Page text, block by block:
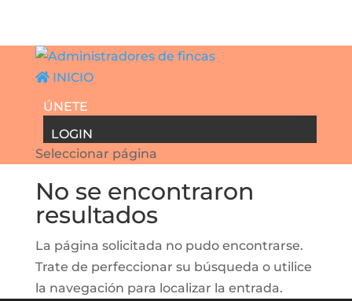
INICIO
ÚNETE
LOGIN
Seleccionar página
No se encontraron
resultados
La página solicitada no pudo encontrarse.
Trate de perfeccionar su búsqueda o utilice
la navegación para localizar la entrada.